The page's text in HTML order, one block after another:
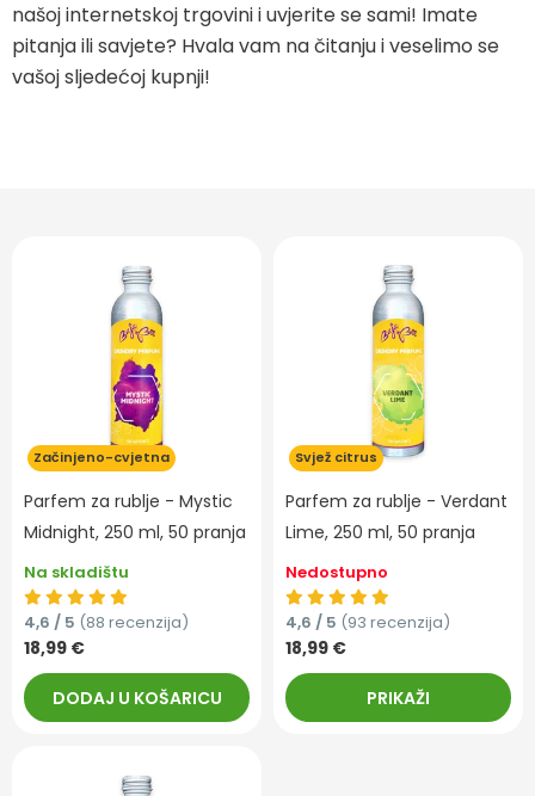
našoj internetskoj trgovini i uvjerite se sami! Imate
pitanja ili savjete? Hvala vam na čitanju i veselimo se
vašoj sljedećoj kupnji!
Začinjeno-cvjetna
Parfem za rublje - Mystic
Midnight, 250 ml, 50 pranja
Na skladištu
4,6 / 5 (88 recenzija)
18,99 €
DODAJ U KOŠARICU
Svjež citrus
Parfem za rublje - Verdant
Lime, 250 ml, 50 pranja
Nedostupno
4,6 / 5 (93 recenzija)
18,99 €
PRIKAŽI